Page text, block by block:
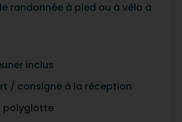
randonnée à pied ou à vélo à
inclus
/ consigne à la réception
polyglotte